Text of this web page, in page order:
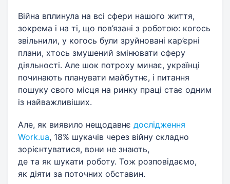
Війна вплинула на всі сфери нашого життя,
зокрема і на ті, що пов’язані з роботою: когось
звільнили, у когось були зруйновані кар’єрні
плани, хтось змушений змінювати сферу
діяльності. Але шок потроху минає, українці
починають планувати майбутнє, і питання
пошуку свого місця на ринку праці стає одним
із найважливіших.
Але, як виявило нещодавнє дослідження
Work.ua, 18% шукачів через війну складно
зорієнтуватися, вони не знають,
де та як шукати роботу. Тож розповідаємо,
як діяти за поточних обставин.